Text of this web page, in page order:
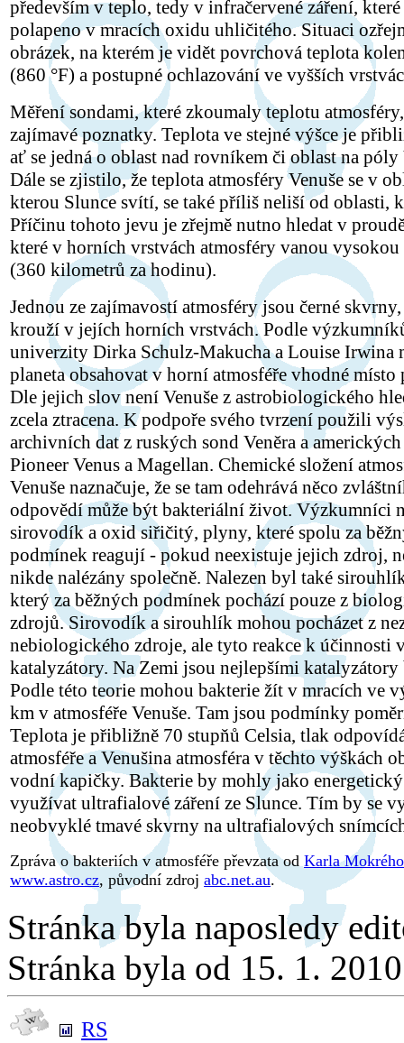
především v teplo, tedy v infračervené záření,
polapeno v mracích oxidu uhličitého. Situaci
obrázek, na kterém je vidět povrchová teplota
(860 °F) a postupné ochlazování ve vyšších
Měření sondami, které zkoumaly teplotu
zajímavé poznatky. Teplota ve stejné výšce je
ať se jedná o oblast nad rovníkem či oblast na póly
Dále se zjistilo, že teplota atmosféry Venuše se v
kterou Slunce svítí, se také příliš neliší od oblasti,
Příčinu tohoto jevu je zřejmě nutno hledat v
které v horních vrstvách atmosféry vanou
(360 kilometrů za hodinu).
Jednou ze zajímavostí atmosféry jsou černé
krouží v jejích horních vrstvách. Podle
univerzity Dirka Schulz-Makucha a Louise Irwina
planeta obsahovat v horní atmosféře vhodné
Dle jejich slov není Venuše z astrobiologického
zcela ztracena. K podpoře svého tvrzení použili
archivních dat z ruských sond Veněra a
Pioneer Venus a Magellan. Chemické složení
Venuše naznačuje, že se tam odehrává něco
odpovědí může být bakteriální život. Výzkumníci
sirovodík a oxid siřičitý, plyny, které spolu za
podmínek reagují - pokud neexistuje jejich zdroj,
nikde nalézány společně. Nalezen byl také
který za běžných podmínek pochází pouze z
zdrojů. Sirovodík a sirouhlík mohou pocházet z
nebiologického zdroje, ale tyto reakce k účinnosti
katalyzátory. Na Zemi jsou nejlepšími katalyzátory
Podle této teorie mohou bakterie žít v mracích ve
km v atmosféře Venuše. Tam jsou podmínky
Teplota je přibližně 70 stupňů Celsia, tlak
atmosféře a Venušina atmosféra v těchto výškách
vodní kapičky. Bakterie by mohly jako
využívat ultrafialové záření ze Slunce. Tím by se
neobvyklé tmavé skvrny na ultrafialových
Zpráva o bakteriích v atmosféře převzata od Karla Mokrého
www.astro.cz, původní zdroj abc.net.au.
Stránka byla naposledy
Stránka byla od 15. 1.
RS